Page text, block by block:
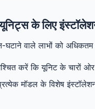
के लिए
वाले लाभों को
करें कि यूनिट के चारों
मॉडल के विशेष इंस्टॉलेशन